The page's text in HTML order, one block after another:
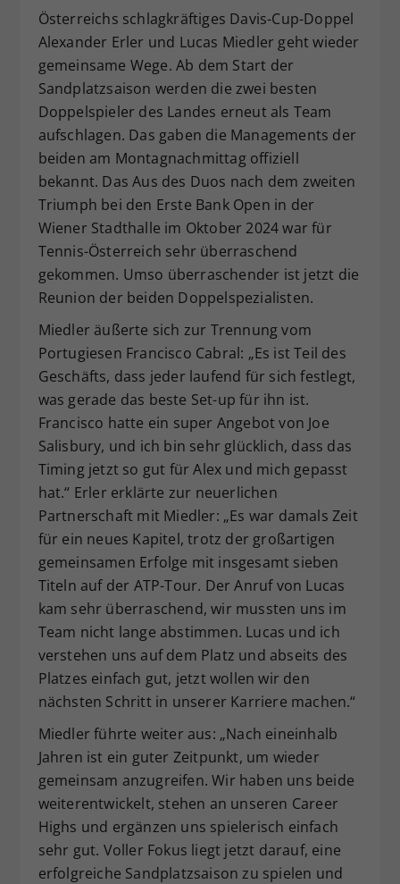
Österreichs schlagkräftiges Davis-Cup-Doppel
Alexander Erler und Lucas Miedler geht wieder
gemeinsame Wege. Ab dem Start der
Sandplatzsaison werden die zwei besten
Doppelspieler des Landes erneut als Team
aufschlagen. Das gaben die Managements der
beiden am Montagnachmittag offiziell
bekannt. Das Aus des Duos nach dem zweiten
Triumph bei den Erste Bank Open in der
Wiener Stadthalle im Oktober 2024 war für
Tennis-Österreich sehr überraschend
gekommen. Umso überraschender ist jetzt die
Reunion der beiden Doppelspezialisten.
Miedler äußerte sich zur Trennung vom
Portugiesen Francisco Cabral: „Es ist Teil des
Geschäfts, dass jeder laufend für sich festlegt,
was gerade das beste Set-up für ihn ist.
Francisco hatte ein super Angebot von Joe
Salisbury, und ich bin sehr glücklich, dass das
Timing jetzt so gut für Alex und mich gepasst
hat.“ Erler erklärte zur neuerlichen
Partnerschaft mit Miedler: „Es war damals Zeit
für ein neues Kapitel, trotz der großartigen
gemeinsamen Erfolge mit insgesamt sieben
Titeln auf der ATP-Tour. Der Anruf von Lucas
kam sehr überraschend, wir mussten uns im
Team nicht lange abstimmen. Lucas und ich
verstehen uns auf dem Platz und abseits des
Platzes einfach gut, jetzt wollen wir den
nächsten Schritt in unserer Karriere machen.“
Miedler führte weiter aus: „Nach eineinhalb
Jahren ist ein guter Zeitpunkt, um wieder
gemeinsam anzugreifen. Wir haben uns beide
weiterentwickelt, stehen an unseren Career
Highs und ergänzen uns spielerisch einfach
sehr gut. Voller Fokus liegt jetzt darauf, eine
erfolgreiche Sandplatzsaison zu spielen und
Zweck
Dieser Wert speichert Ihre Consent-
Einstellungen. Unter anderem eine
zufällig generierte ID, für die
historische Speicherung Ihrer
Webseiten-Betreiber dies eingestellt
hat.